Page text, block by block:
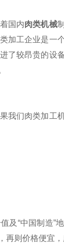
国内肉类机械
加工企业是
了较昂贵的
们肉类加工
“中国制造”
则价格便宜